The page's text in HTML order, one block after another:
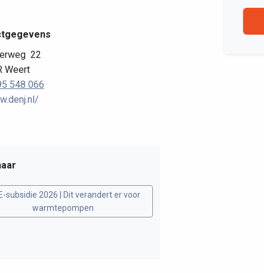
22
Weert
548 066
subsidie 2026 | Dit verandert er voor
warmtepompen